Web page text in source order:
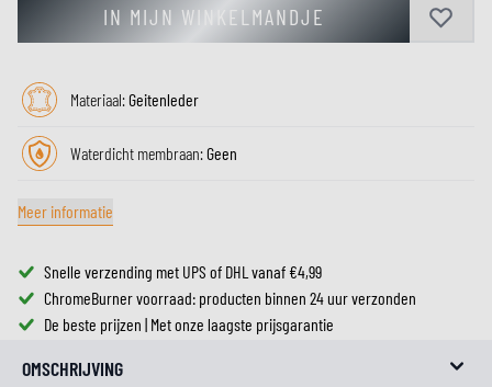
IN MIJN WINKELMANDJE
Materiaal:Geitenleder
Waterdicht membraan:Geen
Meer informatie
Snelle verzending met UPS of DHL vanaf €4,99
ChromeBurner voorraad: producten binnen 24 uur verzonden
De beste prijzen | Met onze laagste prijsgarantie
OMSCHRIJVING